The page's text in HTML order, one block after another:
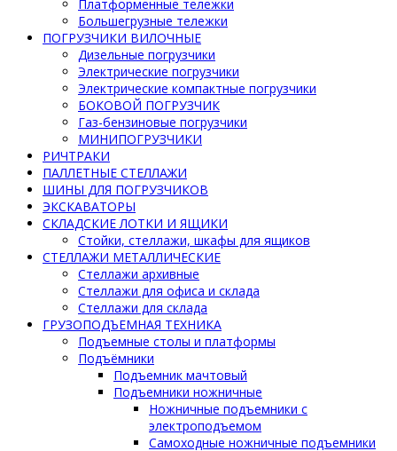
Платформенные тележки
Большегрузные тележки
ПОГРУЗЧИКИ ВИЛОЧНЫЕ
Дизельные погрузчики
Электрические погрузчики
Электрические компактные погрузчики
БОКОВОЙ ПОГРУЗЧИК
Газ-бензиновые погрузчики
МИНИПОГРУЗЧИКИ
РИЧТРАКИ
ПАЛЛЕТНЫЕ СТЕЛЛАЖИ
ШИНЫ ДЛЯ ПОГРУЗЧИКОВ
ЭКСКАВАТОРЫ
СКЛАДСКИЕ ЛОТКИ И ЯЩИКИ
Стойки, стеллажи, шкафы для ящиков
СТЕЛЛАЖИ МЕТАЛЛИЧЕСКИЕ
Стеллажи архивные
Стеллажи для офиса и склада
Стеллажи для склада
ГРУЗОПОДЪЕМНАЯ ТЕХНИКА
Подъемные столы и платформы
Подъёмники
Подъемник мачтовый
Подъемники ножничные
Ножничные подъемники с
электроподъемом
Самоходные ножничные подъемники